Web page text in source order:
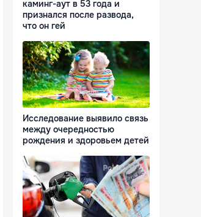
каминг-аут в 53 года и
признался после развода,
что он гей
Исследование выявило связь
между очередностью
рождения и здоровьем детей